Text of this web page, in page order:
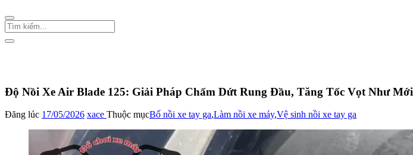
Độ Nồi Xe Air Blade 125: Giải Pháp Chấm Dứt Rung Đầu, Tăng Tốc Vọt Như Mới
Đăng lúc 17/05/2026 xace Thuộc mụcBố nồi xe tay ga,Làm nồi xe máy,Vệ sinh nồi xe tay ga